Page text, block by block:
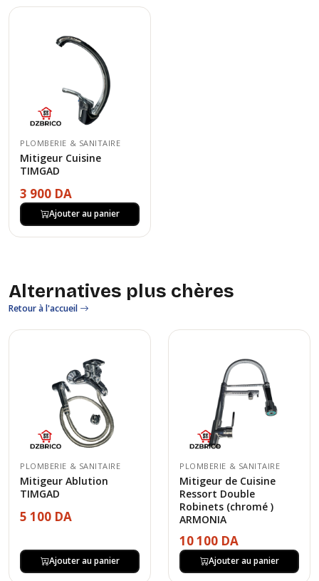
PLOMBERIE & SANITAIRE
Mitigeur Cuisine
TIMGAD
3 900 DA
Ajouter au panier
Alternatives plus chères
Retour à l'accueil
PLOMBERIE & SANITAIRE
Mitigeur Ablution
TIMGAD
5 100 DA
Ajouter au panier
PLOMBERIE & SANITAIRE
Mitigeur de Cuisine
Ressort Double
Robinets (chromé )
ARMONIA
10 100 DA
Ajouter au panier